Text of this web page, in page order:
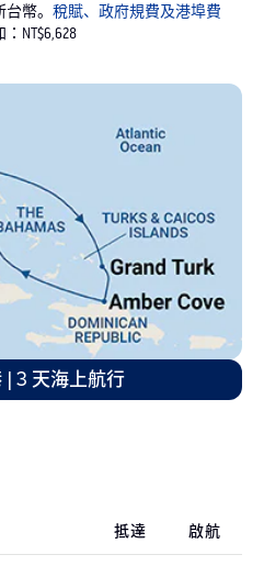
幣。 稅賦、政府規費及港埠費
：NT$6,628
| 3 天海上航行
抵達 啟航